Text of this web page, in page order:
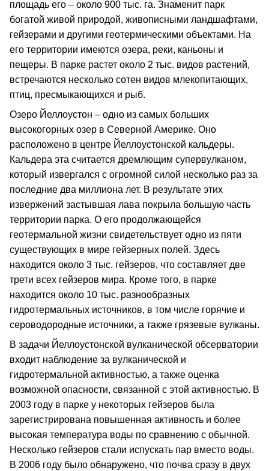
площадь его – около 900 тыс. га. Знаменит парк
богатой живой природой, живописными ландшафтами,
гейзерами и другими геотермическими объектами. На
его территории имеются озера, реки, каньоны и
пещеры. В парке растет около 2 тыс. видов растений,
встречаются несколько сотен видов млекопитающих,
птиц, пресмыкающихся и рыб.
Озеро Йеллоустон – одно из самых больших
высокогорных озер в Северной Америке. Оно
расположено в центре Йеллоустонской кальдеры.
Кальдера эта считается дремлющим супервулканом,
который извергался с огромной силой несколько раз за
последние два миллиона лет. В результате этих
извержений застывшая лава покрыла большую часть
территории парка. О его продолжающейся
геотермальной жизни свидетельствует одно из пяти
существующих в мире гейзерных полей. Здесь
находится около 3 тыс. гейзеров, что составляет две
трети всех гейзеров мира. Кроме того, в парке
находится около 10 тыс. разнообразных
гидротермальных источников, в том числе горячие и
сероводородные источники, а также грязевые вулканы.
В задачи Йеллоустонской вулканической обсерватории
входит наблюдение за вулканической и
гидротермальной активностью, а также оценка
возможной опасности, связанной с этой активностью. В
2003 году в парке у некоторых гейзеров была
зарегистрирована повышенная активность и более
высокая температура воды по сравнению с обычной.
Несколько гейзеров стали испускать пар вместо воды.
В 2006 году было обнаружено, что почва сразу в двух